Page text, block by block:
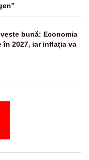
bună: Economia
în 2027, iar inflația va